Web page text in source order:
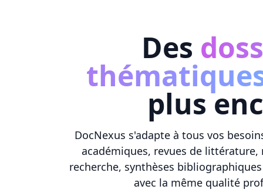
Des
plus
DocNexus s'adapte à tous vos
académiques, revues de
recherche, synthèses
avec la même qualité